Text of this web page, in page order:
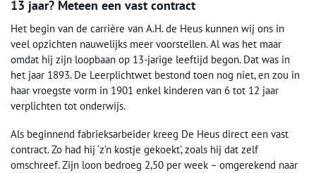
13 jaar? Meteen een vast contract
Het begin van de carrière van A.H. de Heus kunnen wij ons in
veel opzichten nauwelijks meer voorstellen. Al was het maar
omdat hij zijn loopbaan op 13-jarige leeftijd begon. Dat was in
het jaar 1893. De Leerplichtwet bestond toen nog niet, en zou in
haar vroegste vorm in 1901 enkel kinderen van 6 tot 12 jaar
verplichten tot onderwijs.
Als beginnend fabrieksarbeider kreeg De Heus direct een vast
contract. Zo had hij ‘z’n kostje gekoekt’, zoals hij dat zelf
omschreef. Zijn loon bedroeg 2,50 per week – omgerekend naar